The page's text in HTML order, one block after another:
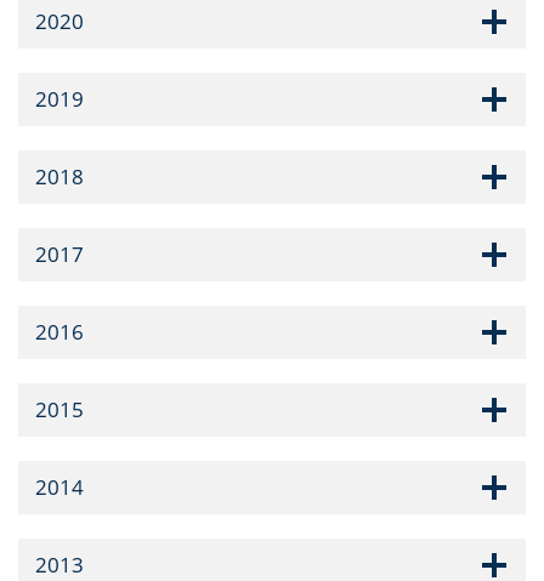
2020
2019
2018
2017
2016
2015
2014
2013